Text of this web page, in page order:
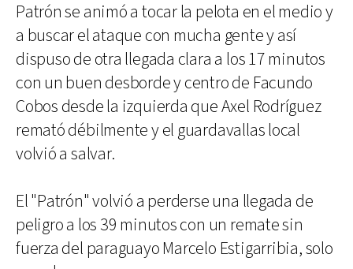
Patrón se animó a tocar la pelota en el medio y
a buscar el ataque con mucha gente y así
dispuso de otra llegada clara a los 17 minutos
con un buen desborde y centro de Facundo
Cobos desde la izquierda que Axel Rodríguez
remató débilmente y el guardavallas local
volvió a salvar.
El "Patrón" volvió a perderse una llegada de
peligro a los 39 minutos con un remate sin
fuerza del paraguayo Marcelo Estigarribia, solo